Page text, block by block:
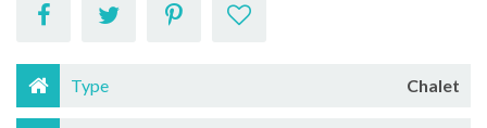
Type Chalet